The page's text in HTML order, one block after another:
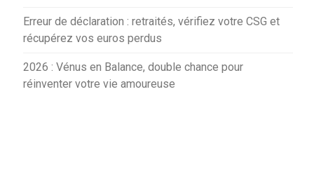
Erreur de déclaration : retraités, vérifiez votre CSG et
récupérez vos euros perdus
2026 : Vénus en Balance, double chance pour
réinventer votre vie amoureuse